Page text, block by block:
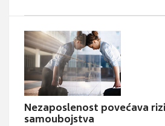
Nezaposlenost povećava
samoubojstva